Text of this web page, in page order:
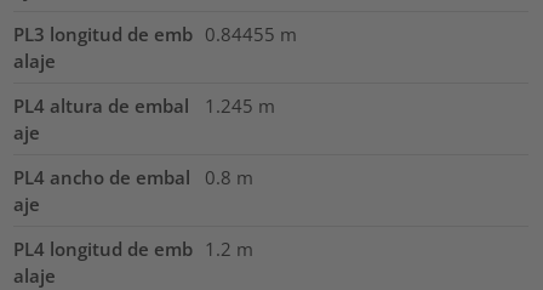
PL3 longitud de emb
alaje
0.84455 m
PL4 altura de embal
aje
1.245 m
PL4 ancho de embal
aje
0.8 m
PL4 longitud de emb
alaje
1.2 m